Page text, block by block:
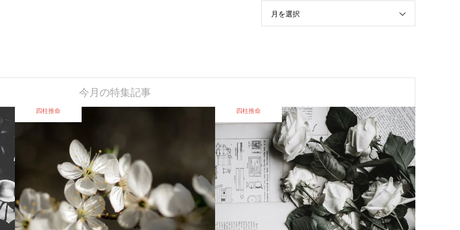
月を選択
今月の特集記事
四柱推命 四柱推命